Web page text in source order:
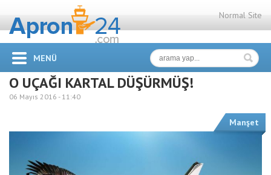
Normal Site
MENÜ
O UÇAĞI KARTAL DÜŞÜRMÜŞ!
06 Mayıs 2016 - 11:40
Manşet